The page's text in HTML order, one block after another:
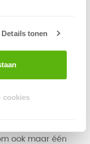
Details tonen
cookies
en Silencio.
moet je met
Elke kaart die je
ook maar één